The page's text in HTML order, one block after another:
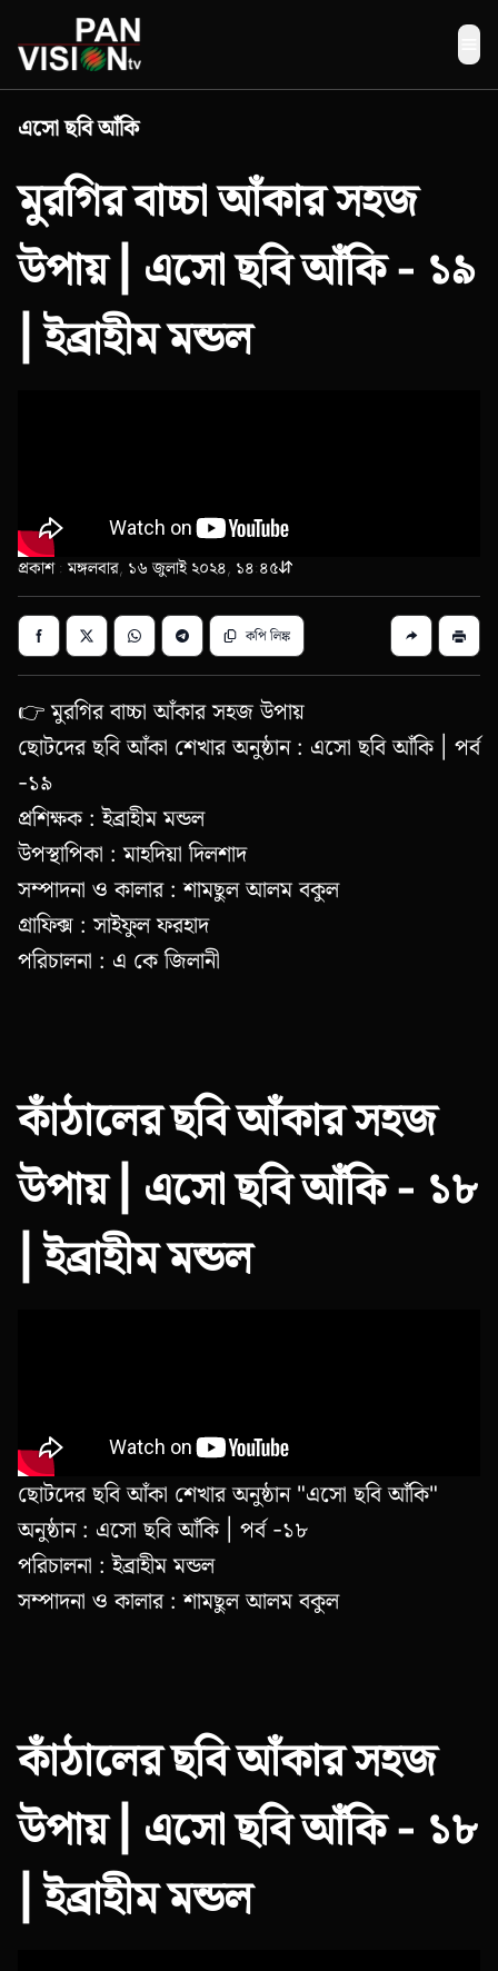
এসো ছবি আঁকি
মুরগির বাচ্চা আঁকার সহজ
উপায় | এসো ছবি আঁকি - ১৯
| ইব্রাহীম মন্ডল
প্রকাশ : মঙ্গলবার, ১৬ জুলাই ২০২৪, ১৪:৪৫
কপি লিঙ্ক
👉 মুরগির বাচ্চা আঁকার সহজ উপায়
ছোটদের ছবি আঁকা শেখার অনুষ্ঠান : এসো ছবি আঁকি | পর্ব
-১৯
প্রশিক্ষক : ইব্রাহীম মন্ডল
উপস্থাপিকা : মাহদিয়া দিলশাদ
সম্পাদনা ও কালার : শামছুল আলম বকুল
গ্রাফিক্স : সাইফুল ফরহাদ
পরিচালনা : এ কে জিলানী
কাঁঠালের ছবি আঁকার সহজ
উপায় | এসো ছবি আঁকি - ১৮
| ইব্রাহীম মন্ডল
ছোটদের ছবি আঁকা শেখার অনুষ্ঠান "এসো ছবি আঁকি"
অনুষ্ঠান : এসো ছবি আঁকি | পর্ব -১৮
পরিচালনা : ইব্রাহীম মন্ডল
সম্পাদনা ও কালার : শামছুল আলম বকুল
কাঁঠালের ছবি আঁকার সহজ
উপায় | এসো ছবি আঁকি - ১৮
| ইব্রাহীম মন্ডল